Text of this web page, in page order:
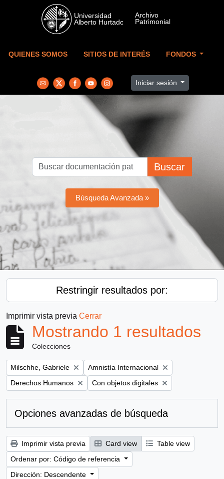
Skip to main content
QUIENES SOMOS SITIOS DE INTERÉS FONDOS
Iniciar sesión
Buscar
Búsqueda Avanzada »
Restringir resultados por:
Imprimir vista previa Cerrar
Mostrando 1 resultados
Colecciones
Remove filter:
Milschhe, Gabriele Remove filter:
Amnistía Internacional
Remove filter:
Derechos Humanos Remove filter:
Con objetos digitales
Opciones avanzadas de búsqueda
Imprimir vista previa Card view
Table view
Ordenar por: Código de referencia
Dirección: Descendente